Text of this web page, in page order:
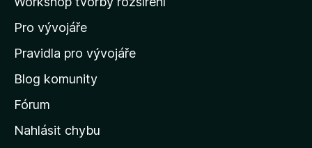
d
o
m
v
s
k
Pro vývojáře
Pravidla pro vývojáře
Blog komunity
Fórum
Nahlásit chybu